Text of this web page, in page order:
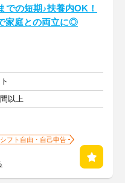
での短期♪扶養内OK！
家庭との両立に◎
以上
シフト自由・自己申告